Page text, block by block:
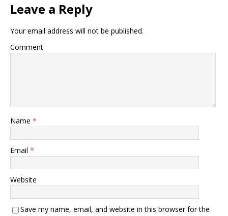
Leave a Reply
Your email address will not be published.
Comment
Name *
Email *
Website
Save my name, email, and website in this browser for the